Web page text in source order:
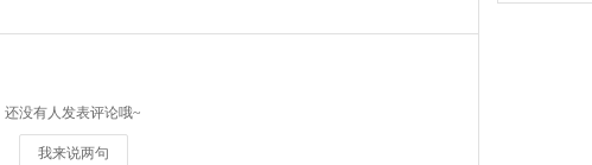
还没有人发表评论哦~
我来说两句